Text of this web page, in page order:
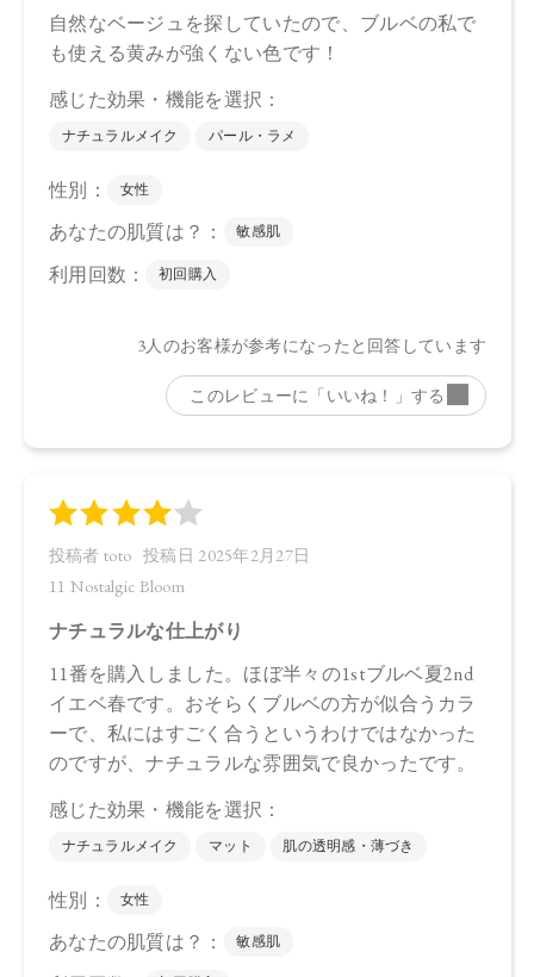
【原産国】
日本
【メーカー品番】
店舗でお問い合わせの際には、下記品番をお伝え下さい。
・09：4570106736593
・11：4570106736623
Biople 2024/10/4
※店舗での取り扱いや詳しい在庫状況につきましては、各店
舗にお問い合わせください。
承ください。
※通常はご注文より１～３営業日での発送となります。
ますので予めご了承ください。
●パッケージはリニューアル等の理由により、写真と異なる場
●パッケージのリニューアル等の理由により、成分・処方が記
載と異なる場合がございます。
●予告なくパッケージ仕様が変更になる場合がございます。